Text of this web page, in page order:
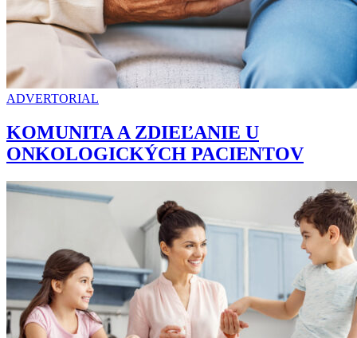
ADVERTORIAL
KOMUNITA A ZDIEĽANIE U
ONKOLOGICKÝCH PACIENTOV